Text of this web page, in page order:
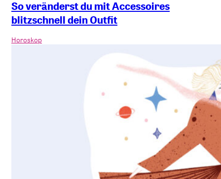
So veränderst du mit Accessoires
blitzschnell dein Outfit
Horoskop